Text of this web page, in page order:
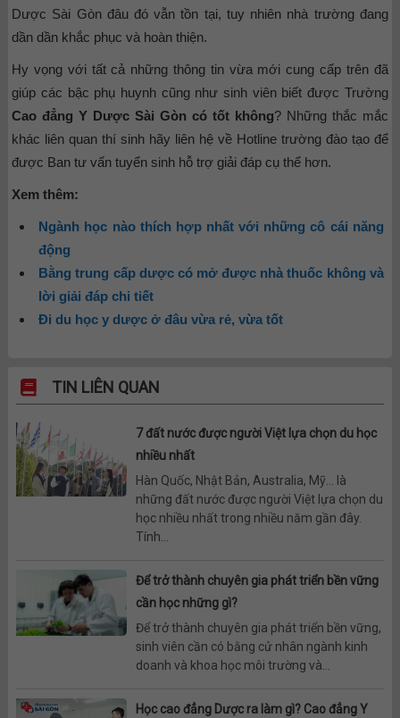
Dược Sài Gòn đâu đó vẫn tồn tại, tuy nhiên nhà trường đang
dần dần khắc phục và hoàn thiện.
Hy vọng với tất cả những thông tin vừa mới cung cấp trên đã
giúp các bậc phụ huynh cũng như sinh viên biết được Trường
Cao đẳng Y Dược Sài Gòn có tốt không? Những thắc mắc
khác liên quan thí sinh hãy liên hệ về Hotline trường đào tạo để
được Ban tư vấn tuyển sinh hỗ trợ giải đáp cụ thể hơn.
Xem thêm:
Ngành học nào thích hợp nhất với những cô cái năng
động
Bằng trung cấp dược có mở được nhà thuốc không và
lời giải đáp chi tiết
Đi du học y dược ở đâu vừa rẻ, vừa tốt
TIN LIÊN QUAN
7 đất nước được người Việt lựa chọn du học
nhiều nhất
Hàn Quốc, Nhật Bản, Australia, Mỹ… là
những đất nước được người Việt lựa chọn du
học nhiều nhất trong nhiều năm gần đây.
Tính...
Để trở thành chuyên gia phát triển bền vững
cần học những gì?
Để trở thành chuyên gia phát triển bền vững,
sinh viên cần có bằng cử nhân ngành kinh
doanh và khoa học môi trường và...
Học cao đẳng Dược ra làm gì? Cao đẳng Y